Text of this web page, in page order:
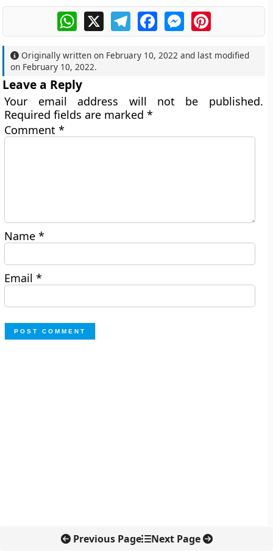
WhatsApp
X TelegramFacebookMessengerPinterest
Originally written on February 10, 2022 and last modified
on February 10, 2022.
Leave a Reply
Your email address will not be published.
Required fields are marked*
Comment*
Name*
Email*
Previous Page Next Page